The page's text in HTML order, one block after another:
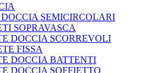
SEMICIRCOLARI
SOPRAVASCA
DOCCIA SCORREVOLI
FISSA
DOCCIA BATTENTI
DOCCIA SOFFIETTO